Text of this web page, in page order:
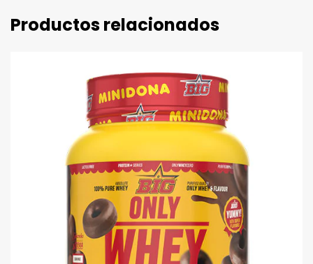
Productos relacionados